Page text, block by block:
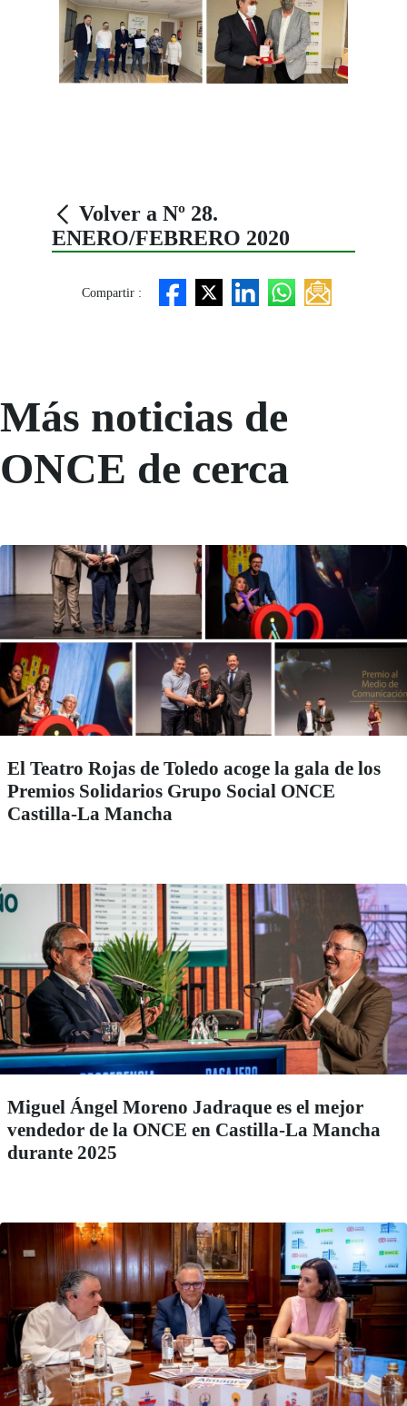
Volver a Nº 28.
ENERO/FEBRERO 2020
Compartir :
Más noticias de
ONCE de cerca
El Teatro Rojas de Toledo acoge la gala de los
Premios Solidarios Grupo Social ONCE
Castilla-La Mancha
Miguel Ángel Moreno Jadraque es el mejor
vendedor de la ONCE en Castilla-La Mancha
durante 2025